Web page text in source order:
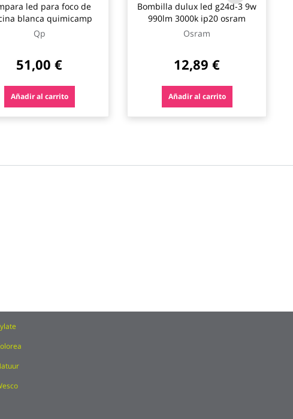
led para foco de
blanca quimicamp
Qp
51,00 €
Añadir al carrito
Bombilla dulux led g24d-3 9w
990lm 3000k ip20 osram
Osram
12,89 €
Añadir al carrito